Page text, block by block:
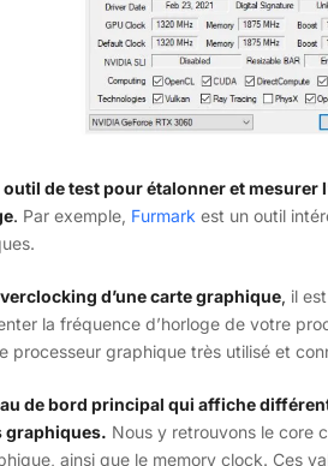
outil de test pour étalonner et mesurer
. Par exemple, Furmark est un outil
d’une carte graphique, il
la fréquence d’horloge de votre
processeur graphique très utilisé et
de bord principal qui affiche
graphiques. Nous y retrouvons le core
ainsi que le memory clock. Ces